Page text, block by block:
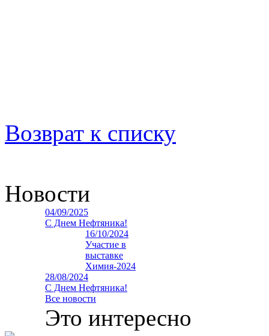
Возврат к списку
Новости
04/09/2025
С Днем Нефтяника!
16/10/2024
Участие в
выставке
Химия-2024
28/08/2024
С Днем Нефтяника!
Все новости
Это интересно